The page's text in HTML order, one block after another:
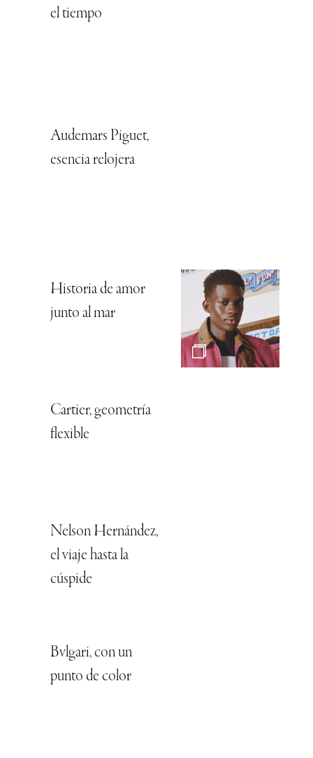
el tiempo
Audemars Piguet,
esencia relojera
Historia de amor
junto al mar
Cartier, geometría
flexible
Nelson Hernández,
el viaje hasta la
cúspide
Bvlgari, con un
punto de color